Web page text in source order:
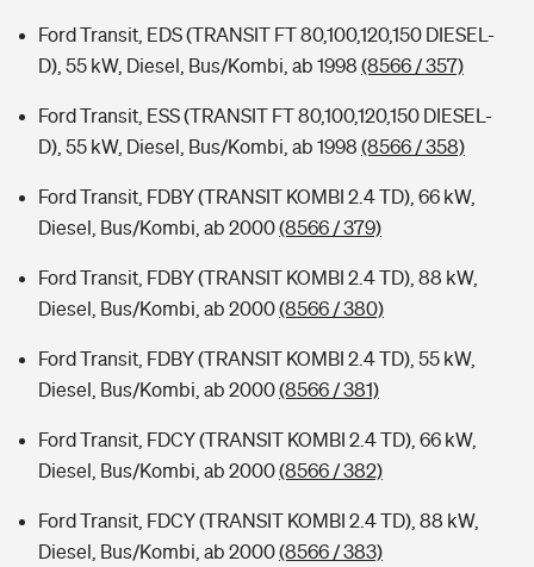
Ford Transit, EDS (TRANSIT FT 80,100,120,150 DIESEL-
D), 55 kW, Diesel, Bus/Kombi, ab 1998 (8566 / 357)
Ford Transit, ESS (TRANSIT FT 80,100,120,150 DIESEL-
D), 55 kW, Diesel, Bus/Kombi, ab 1998 (8566 / 358)
Ford Transit, FDBY (TRANSIT KOMBI 2.4 TD), 66 kW,
Diesel, Bus/Kombi, ab 2000(8566 / 379)
Ford Transit, FDBY (TRANSIT KOMBI 2.4 TD), 88 kW,
Diesel, Bus/Kombi, ab 2000(8566 / 380)
Ford Transit, FDBY (TRANSIT KOMBI 2.4 TD), 55 kW,
Diesel, Bus/Kombi, ab 2000(8566 / 381)
Ford Transit, FDCY (TRANSIT KOMBI 2.4 TD), 66 kW,
Diesel, Bus/Kombi, ab 2000(8566 / 382)
Ford Transit, FDCY (TRANSIT KOMBI 2.4 TD), 88 kW,
Diesel, Bus/Kombi, ab 2000(8566 / 383)